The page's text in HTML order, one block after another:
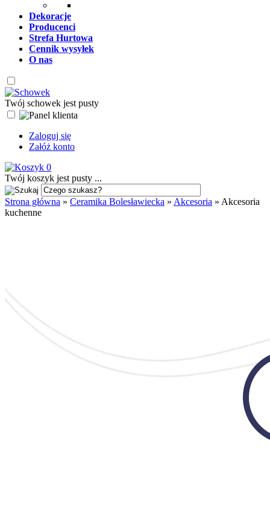
Dekoracje
Producenci
Strefa Hurtowa
Cennik wysyłek
O nas
Twój schowek jest pusty
Zaloguj się
Załóż konto
0
Twój koszyk jest pusty ...
Strona główna » Ceramika Bolesławiecka » Akcesoria » Akcesoria
kuchenne